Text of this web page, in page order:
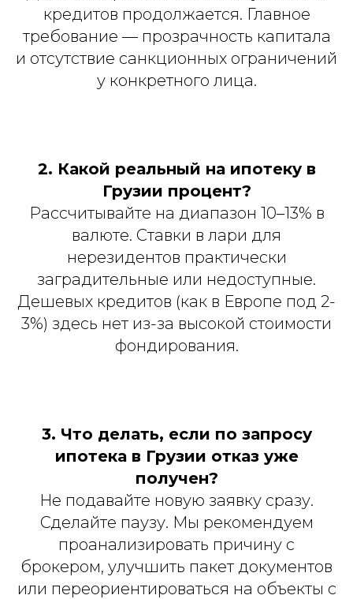
кредитов продолжается. Главное
требование — прозрачность капитала
и отсутствие санкционных ограничений
у конкретного лица.
2. Какой реальный на ипотеку в
Грузии процент?
Рассчитывайте на диапазон 10–13% в
валюте. Ставки в лари для
нерезидентов практически
заградительные или недоступные.
Дешевых кредитов (как в Европе под 2-
3%) здесь нет из-за высокой стоимости
фондирования.
3. Что делать, если по запросу
ипотека в Грузии отказ уже
получен?
Не подавайте новую заявку сразу.
Сделайте паузу. Мы рекомендуем
проанализировать причину с
брокером, улучшить пакет документов
или переориентироваться на объекты с